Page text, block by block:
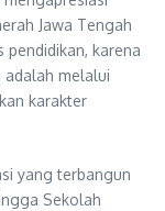
Jawa Tengah
karena
adalah melalui
karakter
yang terbangun
Sekolah